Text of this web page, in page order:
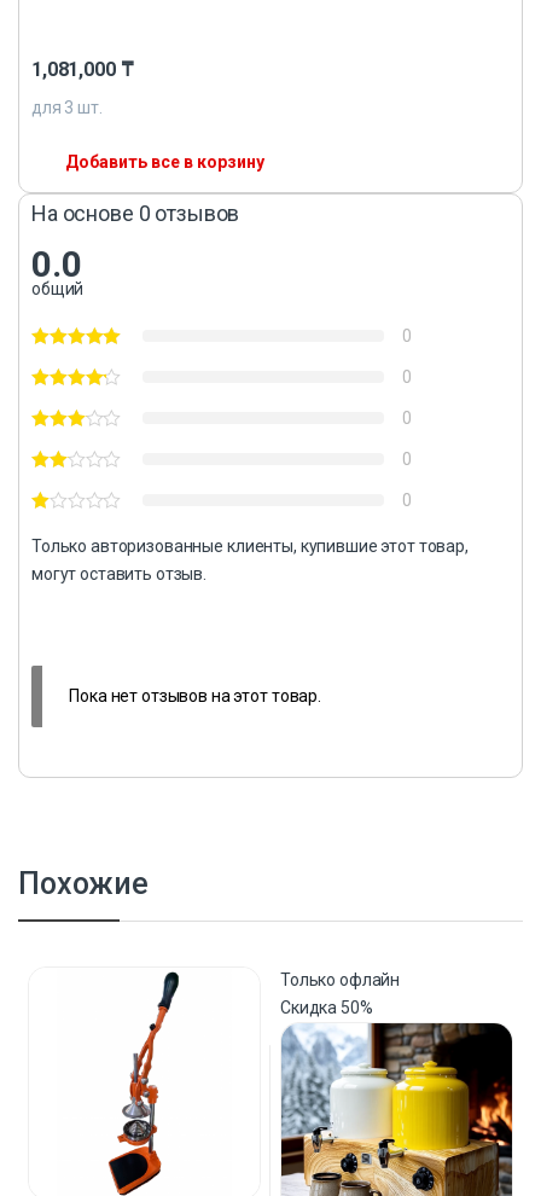
1,081,000 ₸
для 3 шт.
Добавить все в корзину
На основе 0 отзывов
0.0
общий
0
0
0
0
0
Только авторизованные клиенты, купившие этот товар,
могут оставить отзыв.
Пока нет отзывов на этот товар.
Похожие
Только офлайн
Скидка 50%